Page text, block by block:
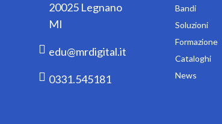
20025 Legnano
MI
edu@mrdigital.it
0331.545181
Bandi
Soluzioni
Formazione
Cataloghi
News